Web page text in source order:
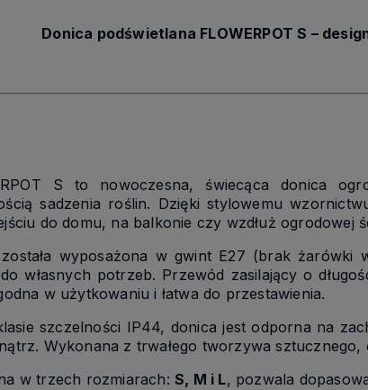
Donica podświetlana FLOWERPOT S –
S to nowoczesna, świecąca donica
sadzenia roślin. Dzięki stylowemu
do domu, na balkonie czy wzdłuż ogrodowej
została wyposażona w gwint E27 (brak
do własnych potrzeb. Przewód zasilający o
w użytkowaniu i łatwa do przestawienia.
szczelności IP44, donica jest odporna na
Wykonana z trwałego tworzywa
w trzech rozmiarach: S, M i L, pozwala